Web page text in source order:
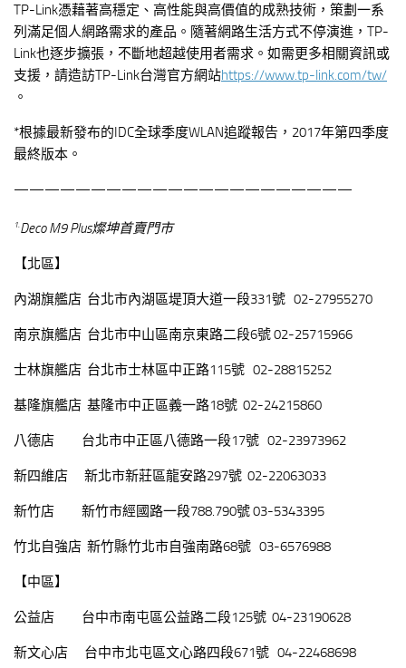
TP-Link憑藉著高穩定、高性能與高價值的成熟技術，策劃一系
列滿足個人網路需求的產品。隨著網路生活方式不停演進，TP-
Link也逐步擴張，不斷地超越使用者需求。如需更多相關資訊或
支援，請造訪TP-Link台灣官方網站https://www.tp-link.com/tw/
。
*根據最新發布的IDC全球季度WLAN追蹤報告，2017年第四季度
最終版本。
——————————————————————
1. Deco M9 Plus燦坤首賣門市
【北區】
內湖旗艦店 台北市內湖區堤頂大道一段331號 02-27955270
南京旗艦店 台北市中山區南京東路二段6號 02-25715966
士林旗艦店 台北市士林區中正路115號 02-28815252
基隆旗艦店 基隆市中正區義一路18號 02-24215860
八德店 台北市中正區八德路一段17號 02-23973962
新四維店 新北市新莊區龍安路297號 02-22063033
新竹店 新竹市經國路一段788.790號 03-5343395
竹北自強店 新竹縣竹北市自強南路68號 03-6576988
【中區】
公益店 台中市南屯區公益路二段125號 04-23190628
新文心店 台中市北屯區文心路四段671號 04-22468698